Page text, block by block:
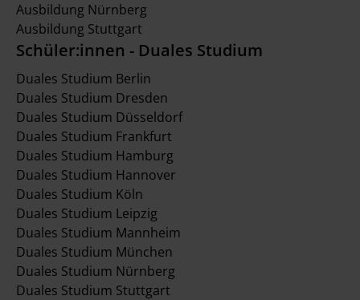
Ausbildung Nürnberg
Ausbildung Stuttgart
Schüler:innen - Duales Studium
Duales Studium Berlin
Duales Studium Dresden
Duales Studium Düsseldorf
Duales Studium Frankfurt
Duales Studium Hamburg
Duales Studium Hannover
Duales Studium Köln
Duales Studium Leipzig
Duales Studium Mannheim
Duales Studium München
Duales Studium Nürnberg
Duales Studium Stuttgart